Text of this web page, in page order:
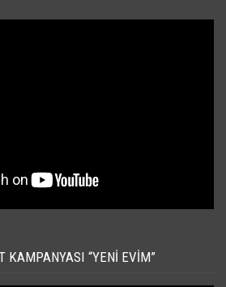
KAMPANYASI “YENI EVIM”